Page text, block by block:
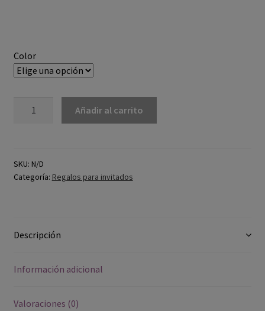
Color
Añadir al carrito
SKU: N/D
Categoría: Regalos para invitados
Descripción
Información adicional
Valoraciones (0)